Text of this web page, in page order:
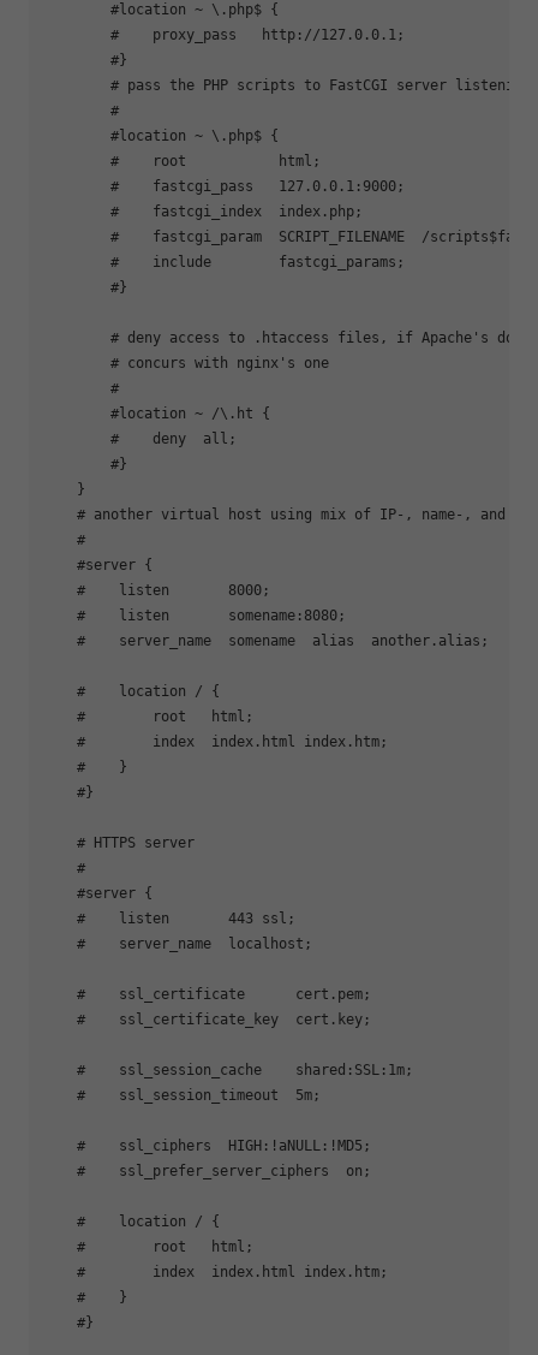
        #location ~ \.php$ {
        #    proxy_pass   http://127.0.0.1;
        #}
# pass the PHP scripts to FastCGI server listening
        #
        #location ~ \.php$ {
        #    root           html;
        #    fastcgi_pass   127.0.0.1:9000;
        #    fastcgi_index  index.php;
#    fastcgi_param  SCRIPT_FILENAME  /
        #    include        fastcgi_params;
        #}
# deny access to .htaccess files, if Apache's
        # concurs with nginx's one
        #
        #location ~ /\.ht {
        #    deny  all;
        #}
    }
# another virtual host using mix of IP-, name-, and
    #
    #server {
    #    listen       8000;
    #    listen       somename:8080;
    #    server_name  somename  alias  another.alias;
    #    location / {
    #        root   html;
    #        index  index.html index.htm;
    #    }
    #}
    # HTTPS server
    #
    #server {
    #    listen       443 ssl;
    #    server_name  localhost;
    #    ssl_certificate      cert.pem;
    #    ssl_certificate_key  cert.key;
    #    ssl_session_cache    shared:SSL:1m;
    #    ssl_session_timeout  5m;
    #    ssl_ciphers  HIGH:!aNULL:!MD5;
    #    ssl_prefer_server_ciphers  on;
    #    location / {
    #        root   html;
    #        index  index.html index.htm;
    #    }
    #}